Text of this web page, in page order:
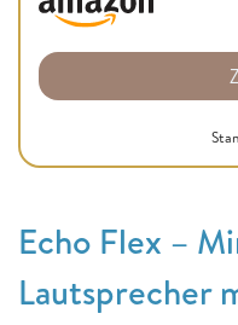
Echo Flex –
Lautsprecher